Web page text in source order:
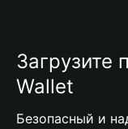
Загрузите
Wallet
Безопасный и